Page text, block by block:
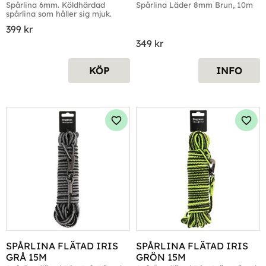
Spårlina 6mm. Köldhärdad
spårlina som håller sig mjuk.
399 kr
KÖP
Spårlina Läder 8mm Brun, 10m
349 kr
INFO
SPÅRLINA FLÄTAD IRIS
GRÅ 15M
Lägg till i favoriter
SPÅRLINA FLÄTAD IRIS
GRÖN 15M